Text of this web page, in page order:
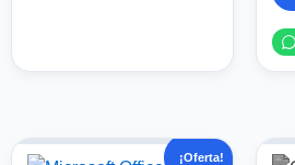
¡Oferta!
El
El